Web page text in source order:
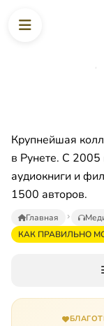
Крупнейшая
в Рунете. С 2005
аудиокниги и
1500 авторов.
Главная
КАК ПРАВИЛЬНО